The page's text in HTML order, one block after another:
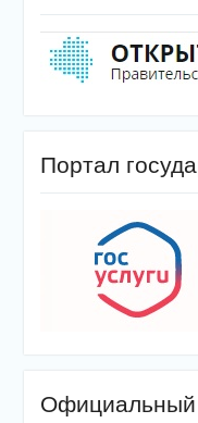
Портал
Официальный